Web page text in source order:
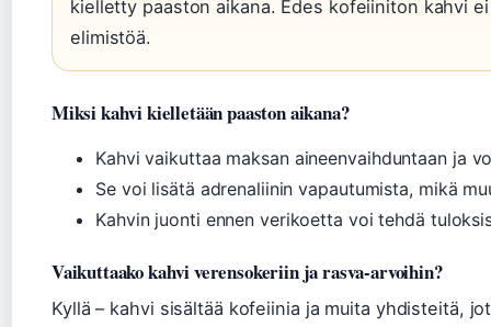
kielletty paaston aikana. Edes kofeiiniton kahvi
elimistöä.
Miksi kahvi kielletään paaston aikana?
Kahvi vaikuttaa maksan aineenvaihduntaan ja
Se voi lisätä adrenaliinin vapautumista, mikä
Kahvin juonti ennen verikoetta voi tehdä
Vaikuttaako kahvi verensokeriin ja rasva-arvoihin?
Kyllä – kahvi sisältää kofeiinia ja muita yhdisteitä,